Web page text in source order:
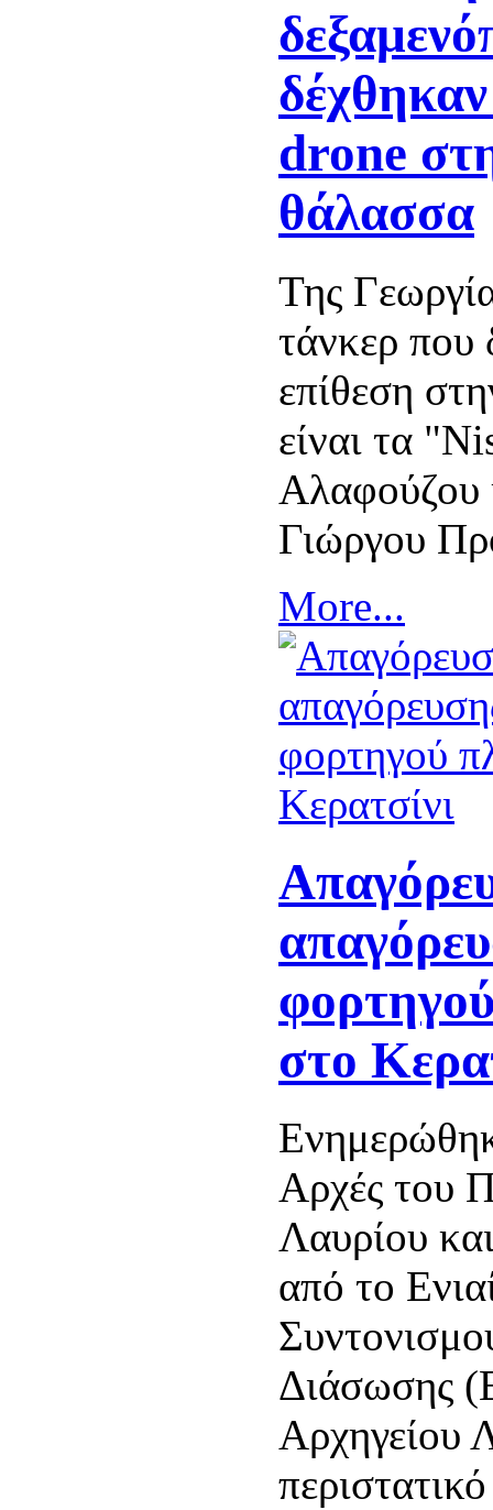
drone
θάλασσα
Της
τάνκερ που
επίθεση
είναι τα
Αλαφούζου
Γιώργου
More...
στο
Αρχές του
Λαυρίου
από το
Διάσωσης